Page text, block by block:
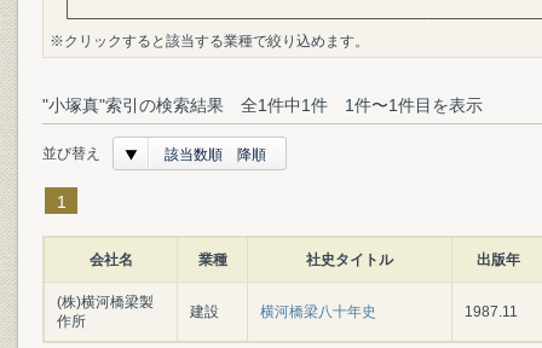
※クリックすると該当する業種で絞り込めます。
"小塚真"索引の検索結果 全1件中1件 1件〜1件目を表示
並び替え 該当数順 降順
1
会社名 業種 社史タイトル 出版年
(株)横河橋梁製
作所
建設 横河橋梁八十年史 1987.11